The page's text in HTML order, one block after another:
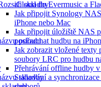
iCloud do Evermusic a
Jak připojit Synology
iPhone nebo Mac
Jak připojit úložiště NAS
poslouchat hudbu na
Jak zobrazit vložené texty
soubory LRC pro hudbu
Přehrávání offline hudby
Stahování a
skladby
pořadu
skladby